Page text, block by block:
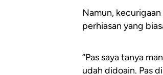
Namun,
perhiasan yang
“Pas saya tanya
udah didoain. Pas